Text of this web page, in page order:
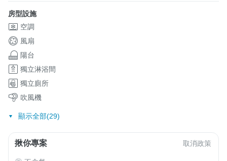
房型設施
空調
風扇
陽台
獨立淋浴間
獨立廁所
吹風機
顯示全部(29)
揪你專案 取消政策